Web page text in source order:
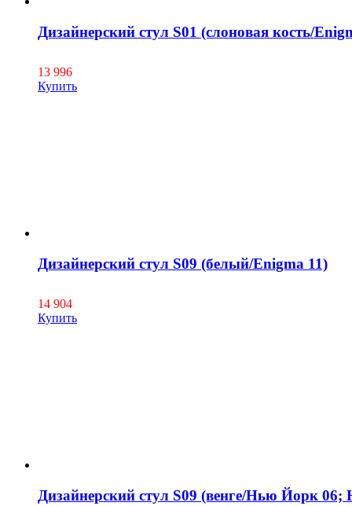
Дизайнерский стул S01 (слоновая кость/
13 996
Купить
Дизайнерский стул S09 (белый/Enigma 11)
14 904
Купить
Дизайнерский стул S09 (венге/Нью Йорк